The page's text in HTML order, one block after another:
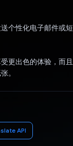
个性化电子邮件或短
更出色的体验，而且
。
API